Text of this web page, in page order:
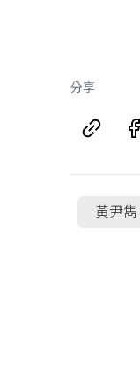
分享
黃尹雋